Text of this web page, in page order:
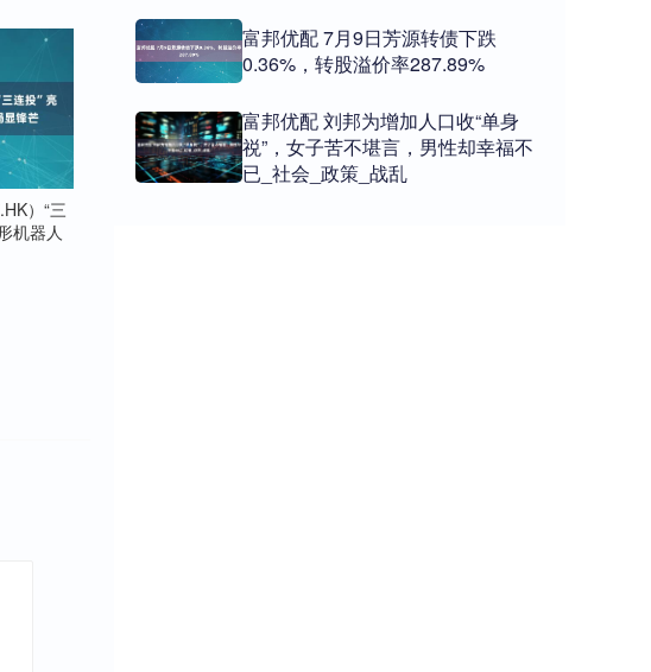
）“三
机器人
富邦优配 7月9日芳源转债下跌
0.36%，转股溢价率287.89%
富邦优配 刘邦为增加人口收“单身
祱”，女子苦不堪言，男性却幸福不
已_社会_政策_战乱